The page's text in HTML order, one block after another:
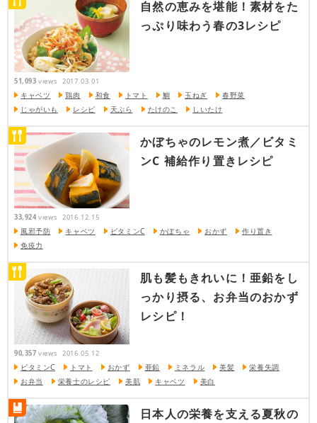
自然の恵みを堪能！素材をた
っぷり味わう春の3レシピ
51,093 views 2017.03.01
キャベツ 鶏肉 和食 トマト 鯛 玉ねぎ
春野菜
じゃがいも
レシピ 天ぷら たけのこ しいたけ
かぼちゃのレモン煮／ビタミ
ンC 補給作り置きレシピ
33,924 views 2016.12.15
風邪予防 キャベツ ビタミンC かぼちゃ おかず
作り置き
免疫力
肌も髪もきれいに！亜鉛をし
っかり摂る、お弁当のおかず
レシピ！
90,357 views 2016.05.12
ビタミンC トマト おかず 亜鉛 ミネラル 美髪
栄養失調
お弁当
栄養士のレシピ 美肌 キャベツ 美白
日本人の栄養を支える夏秋の